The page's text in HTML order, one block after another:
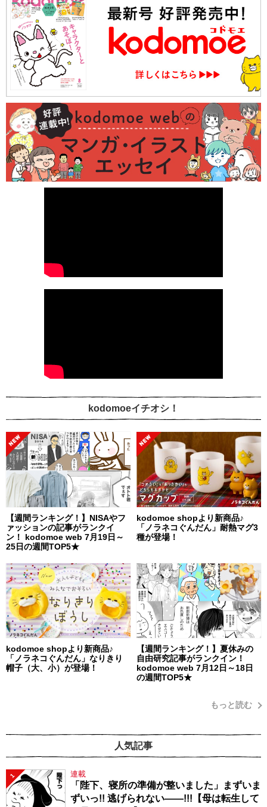
kodomoeイチオシ！
【週間ランキング！】NISAやフ
ァッションの記事がランクイ
ン！ kodomoe web 7月19日～
25日の週間TOP5★
kodomoe shopより新商品♪
「ノラネコぐんだん」耐熱マグ3
種が登場！
kodomoe shopより新商品♪
「ノラネコぐんだん」なりきり
帽子（大、小）が登場！
【週間ランキング！】夏休みの
自由研究記事がランクイン！
kodomoe web 7月12日～18日
の週間TOP5★
もっと読む
人気記事
1 連載
「陛下、寝所の準備が整いました」まずいま
ずいっ!! 逃げられない――!!!【母は転生して